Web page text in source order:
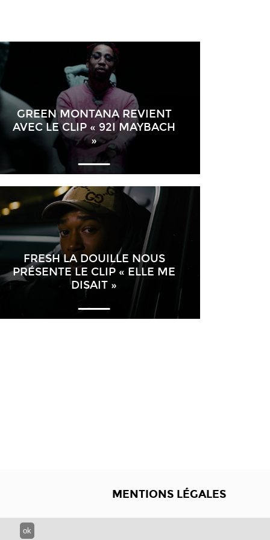
ok
GREEN MONTANA REVIENT
AVEC LE CLIP « 92I MAYBACH
»
FRESH LA DOUILLE NOUS
PRÉSENTE LE CLIP « ELLE ME
DISAIT »
MENTIONS LÉGALES